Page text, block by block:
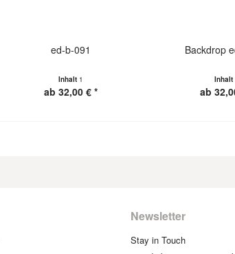
ed-b-091
Inhalt 1
ab 32,00 € *
Backdrop
Inhalt
ab
Newsletter
Stay in Touch